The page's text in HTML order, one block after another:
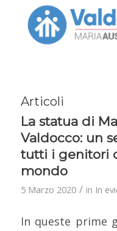
Articoli
La statua di
Valdocco: un
tutti i genitori
mondo
5 Marzo 2020 / in In
In queste prime